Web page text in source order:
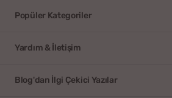
Popüler Kategoriler
Yardım & İletişim
Blog'dan İlgi Çekici Yazılar